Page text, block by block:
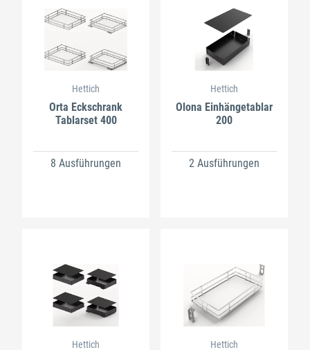
Hettich
Orta Eckschrank
Tablarset 400
8 Ausführungen
Hettich
Olona Einhängetablar
200
2 Ausführungen
Hettich Hettich